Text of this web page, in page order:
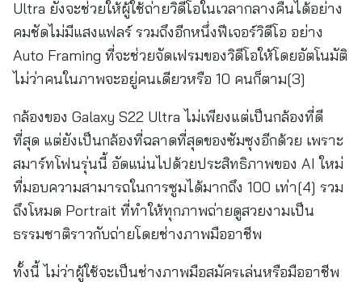
Ultra ยังจะช่วยให้ผู้ใช้ถ่ายวิดีโอในเวลากลางคืนได้อย่าง
คมชัดไม่มีแสงแฟลร์ รวมถึงอีกหนึ่งฟีเจอร์วิดีโอ อย่าง
Auto Framing ที่จะช่วยจัดเฟรมของวิดีโอให้โดยอัตโนมัติ
ไม่ว่าคนในภาพจะอยู่คนเดียวหรือ 10 คนก็ตาม[3]
กล้องของ Galaxy S22 Ultra ไม่เพียงแต่เป็นกล้องที่ดี
ที่สุด แต่ยังเป็นกล้องที่ฉลาดที่สุดของซัมซุงอีกด้วย เพราะ
สมาร์ทโฟนรุ่นนี้ อัดแน่นไปด้วยประสิทธิภาพของ AI ใหม่
ที่มอบความสามารถในการซูมได้มากถึง 100 เท่า[4] รวม
ถึงโหมด Portrait ที่ทำให้ทุกภาพถ่ายดูสวยงามเป็น
ธรรมชาติราวกับถ่ายโดยช่างภาพมืออาชีพ
ทั้งนี้ ไม่ว่าผู้ใช้จะเป็นช่างภาพมือสมัครเล่นหรือมืออาชีพ